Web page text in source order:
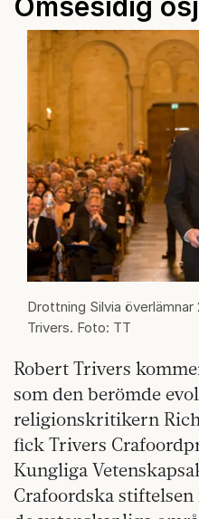
Ömsesidig
Drottning Silvia
Trivers. Foto: TT
Robert Trivers
som den berömde
religionskritikern
fick Trivers
Kungliga
Crafoordska